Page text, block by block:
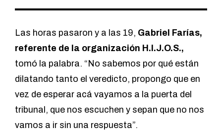
Las horas pasaron y a las 19, Gabriel Farías,
referente de la organización H.I.J.O.S.,
tomó la palabra. “No sabemos por qué están
dilatando tanto el veredicto, propongo que en
vez de esperar acá vayamos a la puerta del
tribunal, que nos escuchen y sepan que no nos
vamos a ir sin una respuesta”.